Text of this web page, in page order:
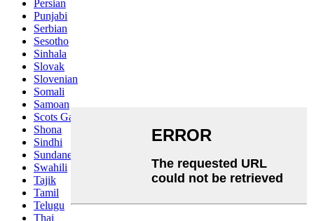
Persian
Punjabi
Serbian
Sesotho
Sinhala
Slovak
Slovenian
Somali
Samoan
Scots Gaelic
Shona
Sindhi
Sundanese
Swahili
Tajik
Tamil
Telugu
Thai